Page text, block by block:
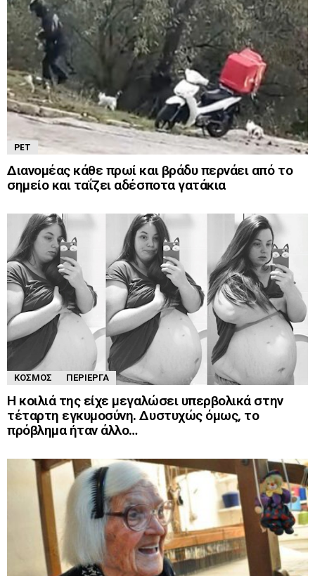
PET
Διανομέας κάθε πρωί και βράδυ περνάει από το
σημείο και ταΐζει αδέσποτα γατάκια
ΚΌΣΜΟΣ ΠΕΡΊΕΡΓΑ
Η κοιλιά της είχε μεγαλώσει υπερβολικά στην
τέταρτη εγκυμοσύνη. Δυστυχώς όμως, το
πρόβλημα ήταν άλλο…